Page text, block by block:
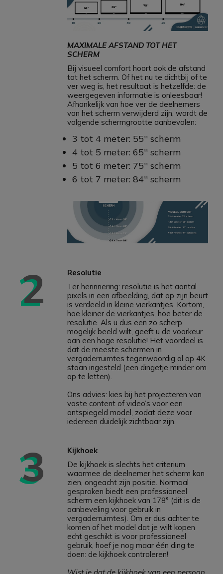
MAXIMALE AFSTAND TOT HET
SCHERM
Bij visueel comfort hoort ook de afstand
tot het scherm. Of het nu te dichtbij of te
ver weg is, het resultaat is hetzelfde: de
weergegeven informatie is onleesbaar!
Afhankelijk van hoe ver de deelnemers
van het scherm verwijderd zijn, wordt de
volgende schermgrootte aanbevolen:
3 tot 4 meter: 55'' scherm
4 tot 5 meter: 65'' scherm
5 tot 6 meter: 75'' scherm
6 tot 7 meter: 84'' scherm
2
Resolutie
Ter herinnering: resolutie is het aantal
pixels in een afbeelding, dat op zijn beurt
is verdeeld in kleine vierkantjes. Kortom,
hoe kleiner de vierkantjes, hoe beter de
resolutie. Als u dus een zo scherp
mogelijk beeld wilt, geeft u de voorkeur
aan een hoge resolutie! Het voordeel is
dat de meeste schermen in
vergaderruimtes tegenwoordig al op 4K
staan ​​ingesteld (een dingetje minder om
op te letten).
Ons advies: kies bij het projecteren van
vaste content of video’s voor een
ontspiegeld model, zodat deze voor
iedereen duidelijk zichtbaar zijn.
3
Kijkhoek
De kijkhoek is slechts het criterium
waarmee de deelnemer het scherm kan
zien, ongeacht zijn positie. Normaal
gesproken biedt een professioneel
scherm een ​​kijkhoek van 178° (dit is de
aanbeveling voor gebruik in
vergaderruimtes). Om er dus achter te
komen of het model dat je wilt kopen
echt geschikt is voor professioneel
gebruik, hoef je nog maar één ding te
doen: de kijkhoek controleren!